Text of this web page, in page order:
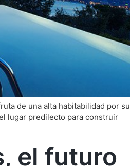
de una alta habitabilidad por su
lugar predilecto para construir
el futuro